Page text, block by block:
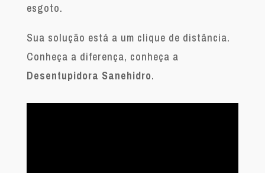
esgoto.
Sua solução está a um clique de distância.
Conheça a diferença, conheça a
Desentupidora Sanehidro.